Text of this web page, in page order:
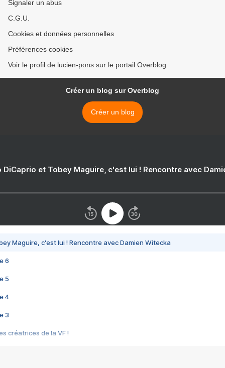
Signaler un abus
C.G.U.
Cookies et données personnelles
Préférences cookies
Voir le profil de lucien-pons sur le portail Overblog
Créer un blog sur Overblog
Créer un blog
DiCaprio et Tobey Maguire, c'est lui ! Rencontre avec
Maguire, c'est lui ! Rencontre avec Damien Witecka
6
5
4
3
créatrices de la VF !